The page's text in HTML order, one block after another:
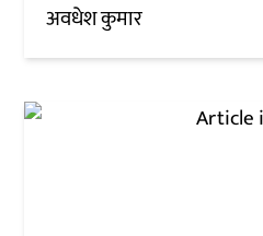
अवधेश कुमार